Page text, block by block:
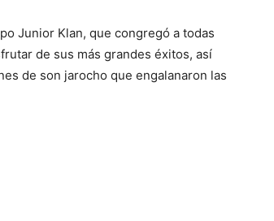
Junior Klan, que congregó a todas
de sus más grandes éxitos, así
de son jarocho que engalanaron las